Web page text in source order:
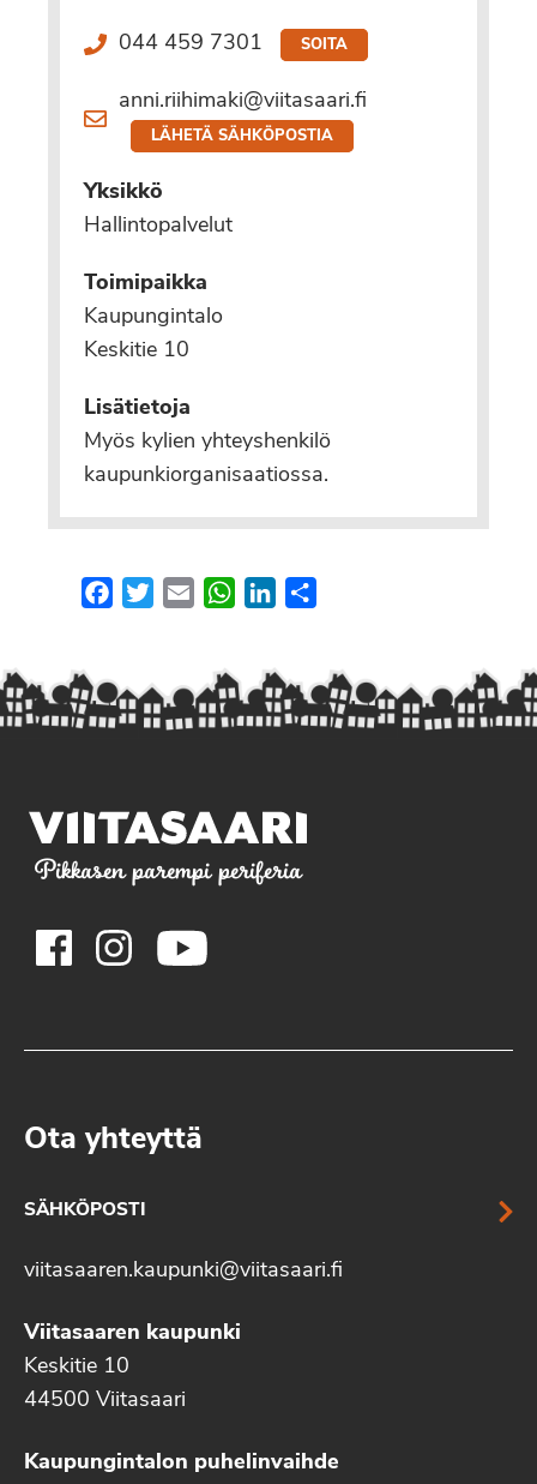
044 459 7301 SOITA
anni.riihimaki@viitasaari.fi
LÄHETÄ SÄHKÖPOSTIA
Yksikkö
Hallintopalvelut
Toimipaikka
Kaupungintalo
Keskitie 10
Lisätietoja
Myös kylien yhteyshenkilö
kaupunkiorganisaatiossa.
FacebookTwitterEmail WhatsApp
LinkedIn
Pikkasen parempi periferia
Ota yhteyttä
SÄHKÖPOSTI
viitasaaren.kaupunki@viitasaari.fi
Viitasaaren kaupunki
Keskitie 10
44500 Viitasaari
Kaupungintalon puhelinvaihde